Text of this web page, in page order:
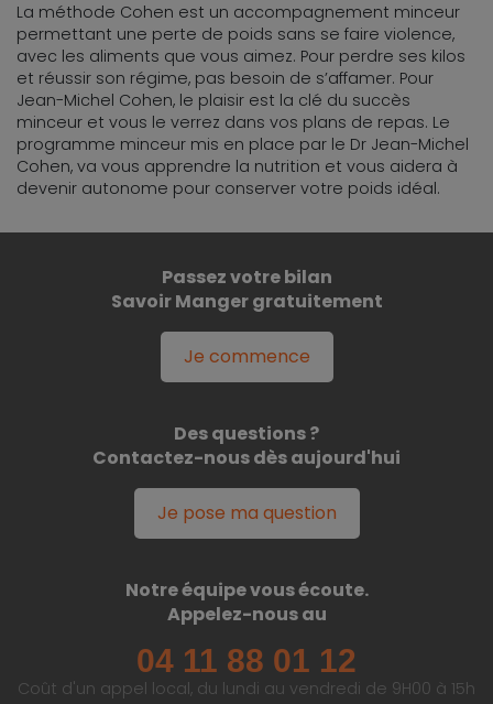
La méthode Cohen est un accompagnement minceur
permettant une perte de poids sans se faire violence,
avec les aliments que vous aimez. Pour perdre ses kilos
et réussir son régime, pas besoin de s’affamer. Pour
Jean-Michel Cohen, le plaisir est la clé du succès
minceur et vous le verrez dans vos plans de repas. Le
programme minceur mis en place par le Dr Jean-Michel
Cohen, va vous apprendre la nutrition et vous aidera à
devenir autonome pour conserver votre poids idéal.
Passez votre bilan
Savoir Manger gratuitement
Je commence
Des questions ?
Contactez-nous dès aujourd'hui
Je pose ma question
Notre équipe vous écoute.
Appelez-nous au
04 11 88 01 12
Coût d'un appel local, du lundi au vendredi de 9H00 à 15h